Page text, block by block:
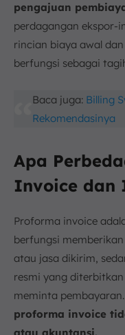
pengajuan
perdagangan ekspor-
rincian biaya awal
berfungsi sebagai
Baca juga: Billing
Rekomendasinya
Apa
Invoice dan
Proforma invoice
berfungsi
atau jasa dikirim,
resmi yang
meminta
proforma invoice